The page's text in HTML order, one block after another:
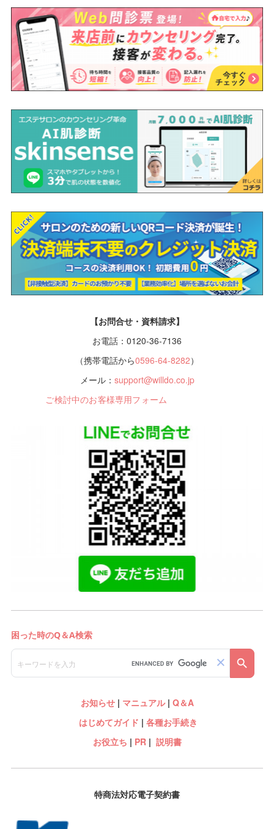
【お問合せ・資料請求】
お電話：0120-36-7136
（携帯電話から0596-64-8282）
メール： support@willdo.co.jp
ご検討中のお客様専用フォーム
お知らせ| マニュアル| Q＆A
はじめてガイド | 各種お手続き
お役立ち | PR| 説明書
特商法対応電子契約書